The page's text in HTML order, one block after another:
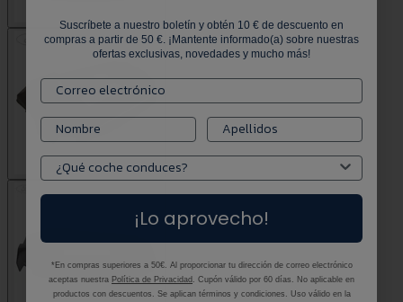
Suscríbete a nuestro boletín y obtén 10 € de descuento en
compras a partir de 50 €. ¡Mantente informado(a) sobre nuestras
ofertas exclusivas, novedades y mucho más!
¡Lo aprovecho!
*En compras superiores a 50€. Al proporcionar tu dirección de correo electrónico
aceptas nuestra Política de Privacidad . Cupón válido por 60 días. No aplicable en
productos con descuentos. Se aplican términos y condiciones. Uso válido en la